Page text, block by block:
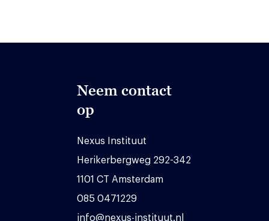
Neem contact
op
Nexus Instituut
Herikerbergweg 292-342
1101 CT Amsterdam
085 0471229
info@nexus-instituut.nl